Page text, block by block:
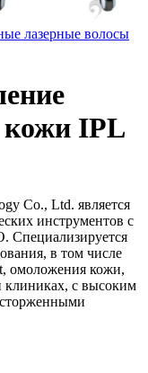
лазерные волосы
кожи IPL
Co., Ltd. является
инструментов с
Специализируется
в том числе
омоложения кожи,
клиниках, с высоким